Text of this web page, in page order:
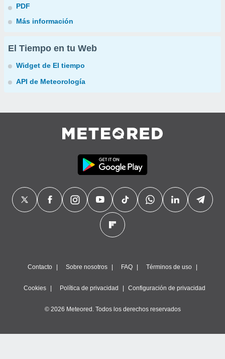
PDF
Más información
El Tiempo en tu Web
Widget de El tiempo
API de Meteorología
Contacto Sobre nosotros FAQ Términos de uso
Cookies Política de privacidad Configuración de privacidad
© 2026 Meteored. Todos los derechos reservados